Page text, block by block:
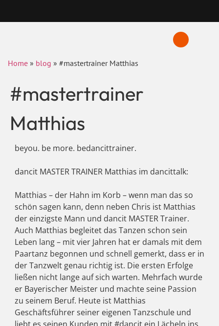
Home » blog » #mastertrainer Matthias
#mastertrainer
Matthias
beyou. be more. bedancittrainer.
dancit MASTER TRAINER Matthias im dancittalk:
Matthias – der Hahn im Korb – wenn man das so
schön sagen kann, denn neben Chris ist Matthias
der einzigste Mann und dancit MASTER Trainer.
Auch Matthias begleitet das Tanzen schon sein
Leben lang – mit vier Jahren hat er damals mit dem
Paartanz begonnen und schnell gemerkt, dass er in
der Tanzwelt genau richtig ist. Die ersten Erfolge
ließen nicht lange auf sich warten. Mehrfach wurde
er Bayerischer Meister und machte seine Passion
zu seinem Beruf. Heute ist Matthias
Geschäftsführer seiner eigenen Tanzschule und